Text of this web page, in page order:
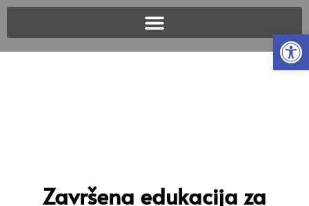
Završena edukacija za